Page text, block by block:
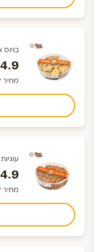
מחיר ל 100 גרם
מחיר ל 100 גרם